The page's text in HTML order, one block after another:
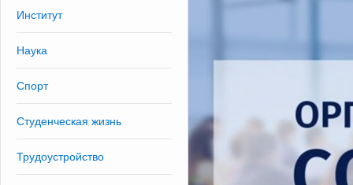
Институт
Наука
Спорт
Студенческая жизнь
Трудоустройство